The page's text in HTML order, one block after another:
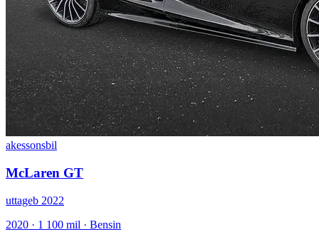
akessonsbil
McLaren GT
uttageb 2022
2020 · 1 100 mil · Bensin